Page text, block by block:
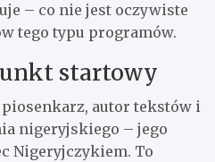
– co nie jest oczywiste
tego typu programów.
startowy
autor tekstów i
nigeryjskiego – jego
Nigeryjczykiem. To